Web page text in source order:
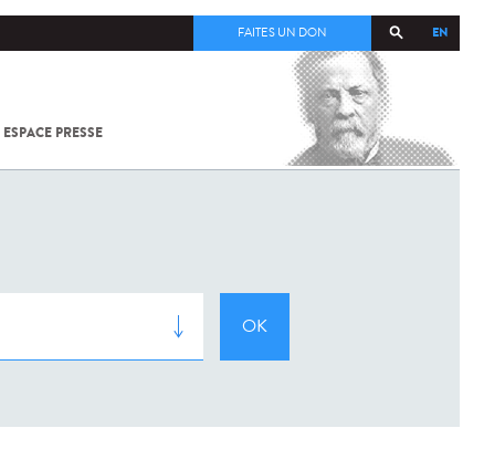
EN
FAITES UN DON
ESPACE PRESSE
COV-2 /